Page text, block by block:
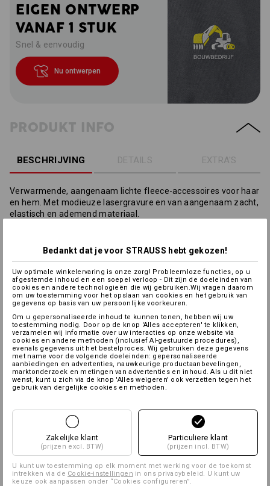
Snel & eenvoudig
EIGEN ONTWERP
VANAF 1 STUK
Nu ontwerpen
PRODUKT INFO
BESCHRIJVING DETAILS EXTRA'S
Verwarmende, aangenaam lichte fleece-accessoires voor haar
en hem. Met modieuze lasergravure en van aangenaam zacht,
elastisch en ademend materiaal.
Materiaal:
Bovenmateriaal 100% Polyester (ca. 158 g/m²)
Wasvoorschrift:
Thermolaag
Personalisatie:
Zelf vormgeven
Bedankt dat je voor STRAUSS hebt gekozen!
Uw optimale winkelervaring is onze zorg! Probleemloze functies, op u
afgestemde inhoud en een soepel verloop - Dit zijn de doeleinden van
cookies en andere technologieën die wij gebruiken.Wij vragen daarom
om uw toestemming voor het opslaan van cookies en het gebruik van
gegevens op basis van uw persoonlijke voorkeuren.
Om u gepersonaliseerde inhoud te kunnen tonen, hebben wij uw
toestemming nodig. Door op de knop 'Alles accepteren' te klikken,
verzamelen wij informatie over uw interacties op onze website via
cookies en andere methoden (inclusief AI-gestuurde procedures),
evenals gegevens uit het bestelproces. Wij gebruiken deze gegevens
met name voor de volgende doeleinden: gepersonaliseerde
aanbiedingen en advertenties, nauwkeurige productaanbevelingen,
marktonderzoek en metingen van advertenties en inhoud. Als u dit niet
wenst, kunt u zich via de knop 'Alles weigeren' ook verzetten tegen het
gebruik van dergelijke cookies en methoden.
Zakelijke klant
(prijzen excl. BTW)
Particuliere klant
(prijzen incl. BTW)
U kunt uw toestemming op elk moment met werking voor de toekomst
intrekken via de Cookie-instellingen in ons privacybeleid. U kunt uw
keuze ook aanpassen onder “Cookies configureren”.